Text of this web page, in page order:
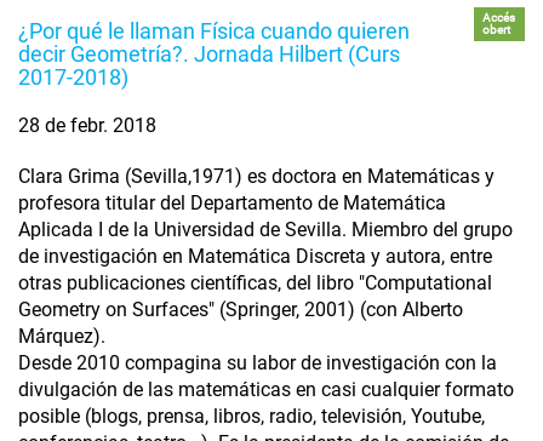
¿Por qué le llaman Física cuando quieren
decir Geometría?. Jornada Hilbert (Curs
2017-2018)
Accés
obert
28 de febr. 2018
Clara Grima (Sevilla,1971) es doctora en Matemáticas y
profesora titular del Departamento de Matemática
Aplicada I de la Universidad de Sevilla. Miembro del grupo
de investigación en Matemática Discreta y autora, entre
otras publicaciones científicas, del libro "Computational
Geometry on Surfaces" (Springer, 2001) (con Alberto
Márquez).
Desde 2010 compagina su labor de investigación con la
divulgación de las matemáticas en casi cualquier formato
posible (blogs, prensa, libros, radio, televisión, Youtube,